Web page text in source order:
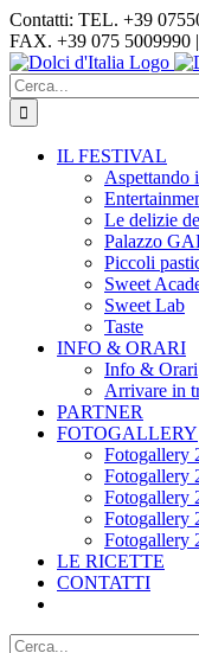
Salta
al
contenuto
Contatti: TEL. +39
FAX. +39 075 5009990 |
Facebook
Instagram
YouTube
Cerca
per:
IL FESTIVAL
Aspettando
Le delizie
Palazzo
Piccoli
Sweet
Sweet Lab
Taste
INFO & ORARI
Info & Orari
Arrivare in
PARTNER
FOTOGALLERY
Fotogallery
Fotogallery
Fotogallery
Fotogallery
Fotogallery
LE RICETTE
CONTATTI
Cerca